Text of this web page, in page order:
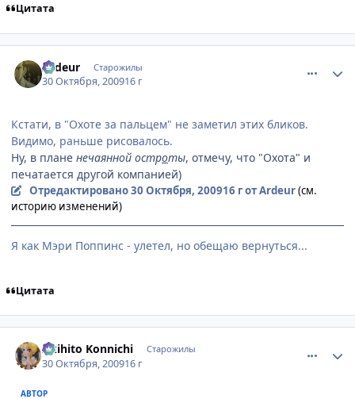
Цитата
Ardeur Старожилы
30 Октября, 200916 г
Кстати, в "Охоте за пальцем" не заметил этих бликов.
Видимо, раньше рисовалось.
Ну, в плане нечаянной остроты, отмечу, что "Охота" и
печатается другой компанией)
Отредактировано30 Октября, 200916 гот Ardeur(см.
историю изменений)
Я как Мэри Поппинс - улетел, но обещаю вернуться...
Цитата
Akihito Konnichi Старожилы
30 Октября, 200916 г
АВТОР